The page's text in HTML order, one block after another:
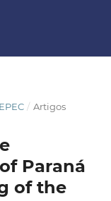
/ Artigos
Paraná
of the